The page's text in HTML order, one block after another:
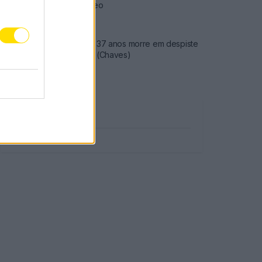
preço do gasóleo
Famalicense de 37 anos morre em despiste
de mota na A24 (Chaves)